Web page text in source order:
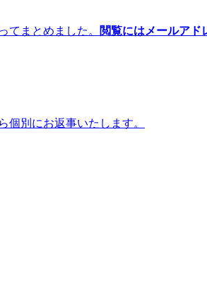
てまとめました。 閲覧にはメールアド
別にお返事いたします。